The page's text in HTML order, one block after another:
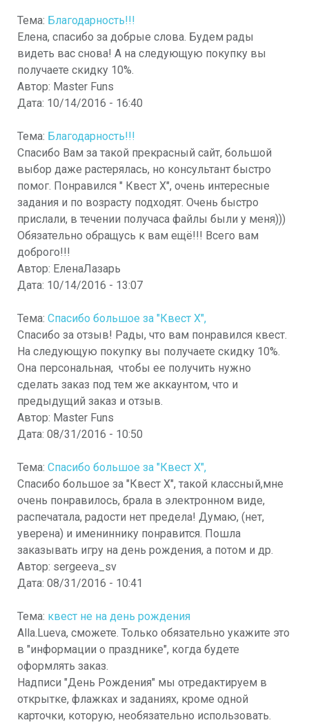
Тема: Благодарность!!!
Елена, спасибо за добрые слова. Будем рады
видеть вас снова! А на следующую покупку вы
получаете скидку 10%.
Автор: Master Funs
Дата: 10/14/2016 - 16:40
Тема: Благодарность!!!
Спасибо Вам за такой прекрасный сайт, большой
выбор даже растерялась, но консультант быстро
помог. Понравился " Квест Х", очень интересные
задания и по возрасту подходят. Очень быстро
прислали, в течении получаса файлы были у меня)))
Обязательно обращусь к вам ещё!!! Всего вам
доброго!!!
Автор: ЕленаЛазарь
Дата: 10/14/2016 - 13:07
Тема: Спасибо большое за "Квест Х",
Спасибо за отзыв! Рады, что вам понравился квест.
На следующую покупку вы получаете скидку 10%.
Она персональная, чтобы ее получить нужно
сделать заказ под тем же аккаунтом, что и
предыдущий заказ и отзыв.
Автор: Master Funs
Дата: 08/31/2016 - 10:50
Тема: Спасибо большое за "Квест Х",
Спасибо большое за "Квест Х", такой классный,мне
очень понравилось, брала в электронном виде,
распечатала, радости нет предела! Думаю, (нет,
уверена) и имениннику понравится. Пошла
заказывать игру на день рождения, а потом и др.
Автор: sergeeva_sv
Дата: 08/31/2016 - 10:41
Тема: квест не на день рождения
Alla.Lueva, сможете. Только обязательно укажите это
в "информации о празднике", когда будете
оформлять заказ.
Надписи "День Рождения" мы отредактируем в
открытке, флажках и заданиях, кроме одной
карточки, которую, необязательно использовать.